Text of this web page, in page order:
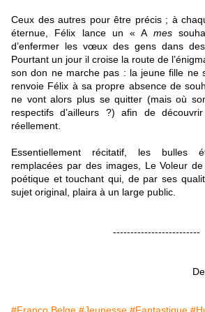
Ceux des autres pour être précis ; à
éternue, Félix lance un « A mes
d’enfermer les vœux des gens dans
Pourtant un jour il croise la route de
son don ne marche pas : la jeune fille ne
renvoie Félix à sa propre absence de
ne vont alors plus se quitter (mais où
respectifs d’ailleurs ?) afin de
réellement.
Essentiellement récitatif, les bulles
remplacées par des images, Le Voleur
poétique et touchant qui, de par ses
sujet original, plaira à un large public.
-------------------------